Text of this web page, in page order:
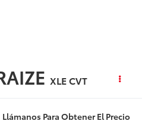
XLE CVT
Llámanos Para Obtener El Precio